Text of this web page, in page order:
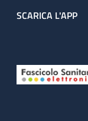
SCARICA L'APP